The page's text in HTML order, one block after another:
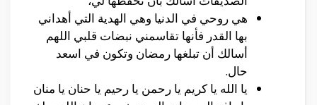
هي روحي في الدنيا وهي الهدية التي أهداني
بها القدر فأنها تقاسمني نبضات قلبي اللهم
أسالك أن تبلغها رمضان وتكون في اسعد
حال.
يا الله يا كريم يا رحمن يا رحيم يا حنان يا منان